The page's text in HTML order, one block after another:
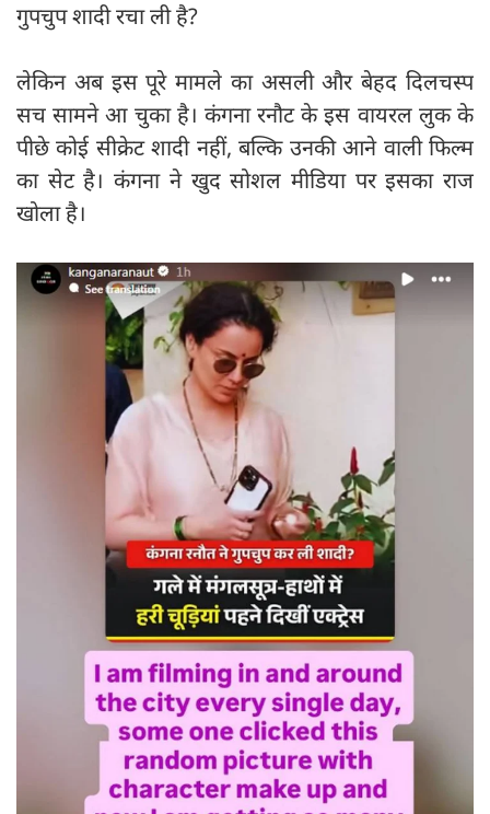
गुपचुप शादी रचा ली है?
लेकिन अब इस पूरे मामले का असली और बेहद दिलचस्प
सच सामने आ चुका है। कंगना रनौट के इस वायरल लुक के
पीछे कोई सीक्रेट शादी नहीं, बल्कि उनकी आने वाली फिल्म
का सेट है। कंगना ने खुद सोशल मीडिया पर इसका राज
खोला है।